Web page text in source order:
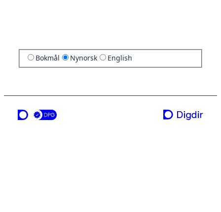
Bokmål Nynorsk English